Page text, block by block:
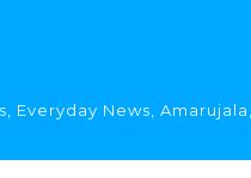
News, Amarujala,